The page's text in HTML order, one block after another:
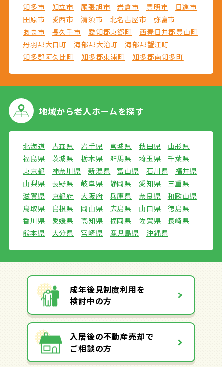
知多市
知立市 尾張旭市 岩倉市 豊明市
日進市
田原市
愛西市 清須市 北名古屋市
弥富市
あま市
長久手市 愛知郡東郷町
西春日井郡豊山町
丹羽郡大口町
海部郡大治町
海部郡蟹江町
知多郡阿久比町
知多郡東浦町 知多郡南知多町
地域から老人ホームを探す
北海道 青森県 岩手県 宮城県 秋田県
山形県
福島県
茨城県 栃木県 群馬県 埼玉県
千葉県
東京都
神奈川県 新潟県 富山県 石川県
福井県
山梨県
長野県 岐阜県 静岡県 愛知県
三重県
滋賀県
京都府 大阪府 兵庫県 奈良県
和歌山県
鳥取県
島根県 岡山県 広島県 山口県
徳島県
香川県
愛媛県 高知県 福岡県 佐賀県
長崎県
熊本県
大分県 宮崎県 鹿児島県 沖縄県
成年後見制度利用を
検討中の方
入居後の不動産売却で
ご相談の方